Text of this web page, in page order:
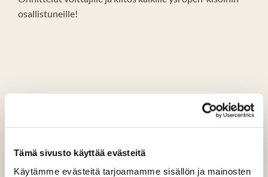
Tämä sivusto käyttää evästeitä
Käytämme evästeitä tarjoamamme sisällön ja mainosten
osallistuneille!